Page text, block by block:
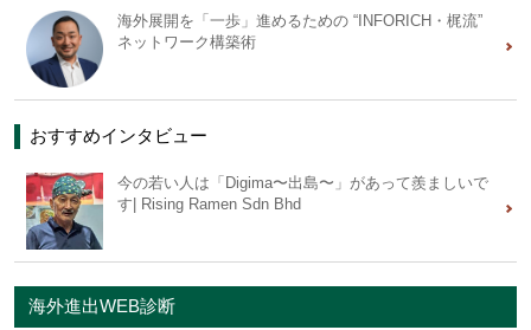
海外展開を「一歩」進めるための “INFORICH・梶流”
ネットワーク構築術
おすすめインタビュー
今の若い人は「Digima〜出島〜」があって羨ましいで
す| Rising Ramen Sdn Bhd
海外進出WEB診断